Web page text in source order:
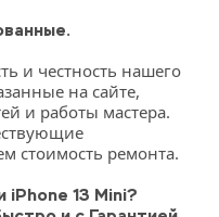
и честность нашего
на сайте,
и работы мастера.
стоимость ремонта.
iPhone 13 Mini?